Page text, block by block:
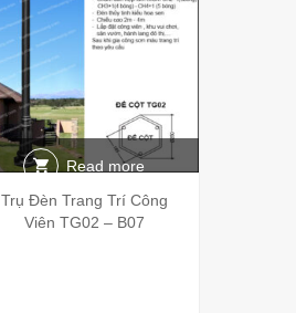
Read more
Trụ Đèn Trang Trí Công
Viên TG02 – B07